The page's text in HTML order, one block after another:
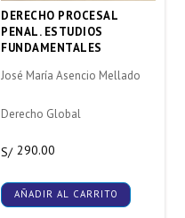
DERECHO PROCESAL
PENAL. ESTUDIOS
FUNDAMENTALES
José María Asencio Mellado
Derecho Global
S/ 290.00
AÑADIR AL CARRITO